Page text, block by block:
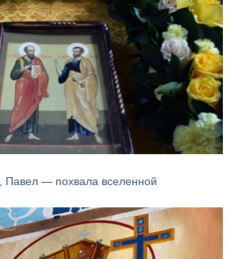
— похвала вселенной